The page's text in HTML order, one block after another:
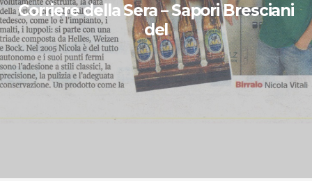
Corriere della Sera – Sapori Bresciani
del